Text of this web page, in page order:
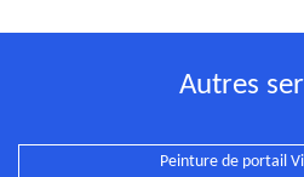
Autres
Peinture de portail